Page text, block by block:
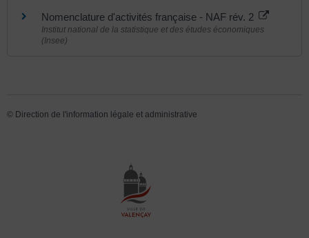
Nomenclature d'activités française - NAF rév. 2
Institut national de la statistique et des études économiques
(Insee)
© Direction de l'information légale et administrative